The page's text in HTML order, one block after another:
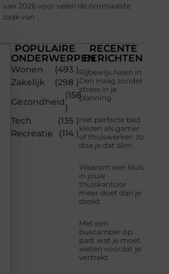
van 2026 voor velen de normaalste
zaak van
POPULAIRE
ONDERWERPEN
Wonen
(493 )
Zakelijk
(298 )
Gezondheid
(158
)
Tech
(135 )
Recreatie
(114 )
RECENTE
BERICHTEN
Rijbewijs halen in
Den Haag zonder
stress in je
planning
Het perfecte bed
kiezen als gamer
of thuiswerker: zo
doe je dat slim
Waarom een kluis
in jouw
thuiskantoor
meer doet dan je
denkt
Met een
buscamper op
pad: wat je moet
weten voordat je
vertrekt